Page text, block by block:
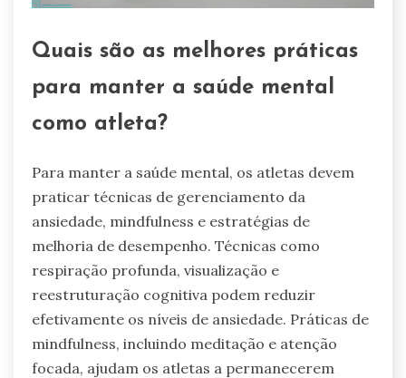
Quais são as melhores práticas
para manter a saúde mental
como atleta?
Para manter a saúde mental, os atletas devem
praticar técnicas de gerenciamento da
ansiedade, mindfulness e estratégias de
melhoria de desempenho. Técnicas como
respiração profunda, visualização e
reestruturação cognitiva podem reduzir
efetivamente os níveis de ansiedade. Práticas de
mindfulness, incluindo meditação e atenção
focada, ajudam os atletas a permanecerem